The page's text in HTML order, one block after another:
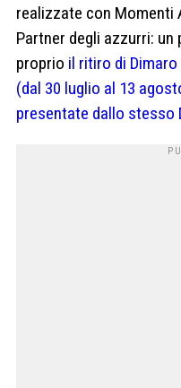
realizzate con Momenti
Partner degli azzurri:
proprio il ritiro di
(dal 30 luglio al 13
presentate dallo stesso